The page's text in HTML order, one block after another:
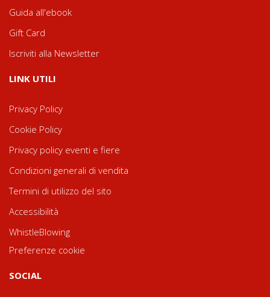
Guida all'ebook
Gift Card
Iscriviti alla Newsletter
LINK UTILI
Privacy Policy
Cookie Policy
Privacy policy eventi e fiere
Condizioni generali di vendita
Termini di utilizzo del sito
Accessibilità
WhistleBlowing
Preferenze cookie
SOCIAL